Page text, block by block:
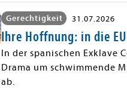
Gerechtigkeit 31.07.2026
Ihre Hoffnung: in die
In der spanischen Exklave
Drama um schwimmende
ab.